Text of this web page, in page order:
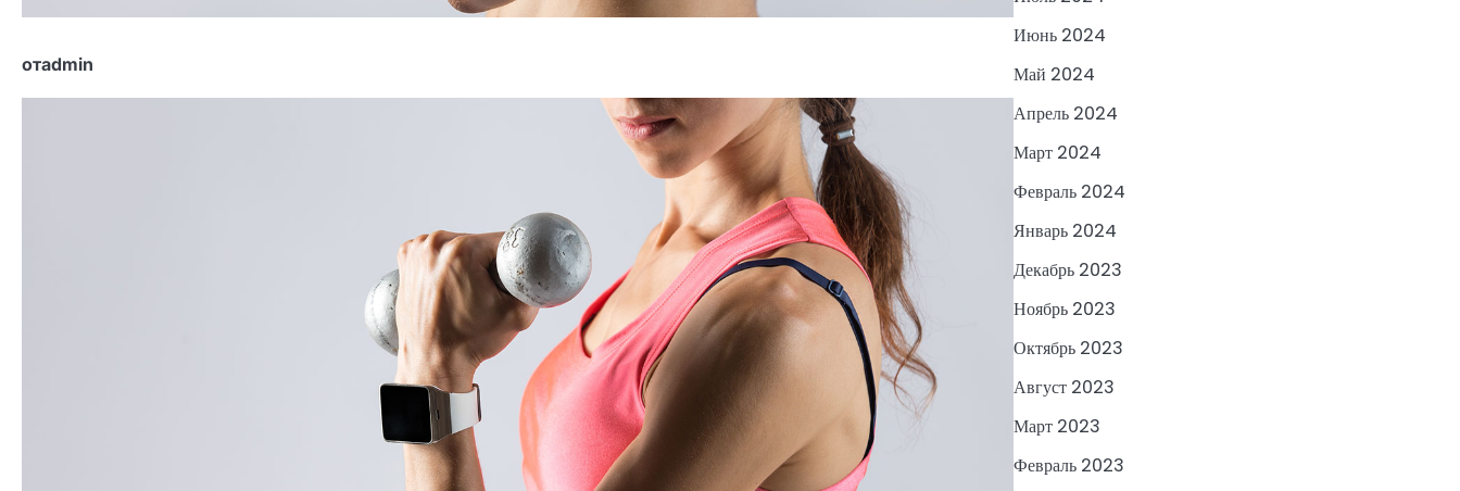
отadmin
Июнь 2024
Май 2024
Апрель 2024
Март 2024
Февраль 2024
Январь 2024
Декабрь 2023
Ноябрь 2023
Октябрь 2023
Август 2023
Март 2023
Февраль 2023